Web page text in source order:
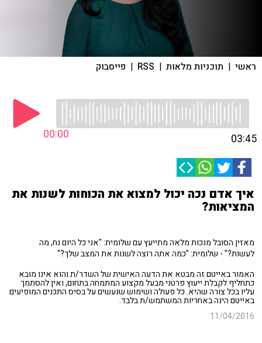
ראשי | תוכניות מלאות |
RSS
| פייסבוק
00:00 03:45
איך אדם נכה יכול למצוא את הכוחות לשנות את
המציאות?
מאזין הסובל מנכות מלאה מתייעץ עם שלומית: "אני כל היום נח, מה
לעשות?" - שלומית: "כמה אתה רוצה לשנות את המצב שלך?"
האמור באייטם זה מבטא את הדעה האישית של השדר/ת והוא אינו מובא
כתחליף לקבלת ייעוץ פרטני מבעל מקצוע המתמחה בתחום, ואין להסתמך
עליו בכל צורה שהיא. כל פעולה ושימוש שנעשים על בסיס התכנים המופיעים
באייטם הינה באחריות המשתמש/ת בלבד.
11/04/2016